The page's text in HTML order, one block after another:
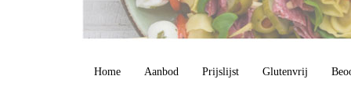
Home Aanbod Prijslijst Glutenvrij